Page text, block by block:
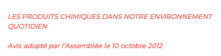
LES PRODUITS CHIMIQUES DANS NOTRE ENVIRONNEMENT
QUOTIDIEN
Avis adopté par l’Assemblée le 10 octobre 2012